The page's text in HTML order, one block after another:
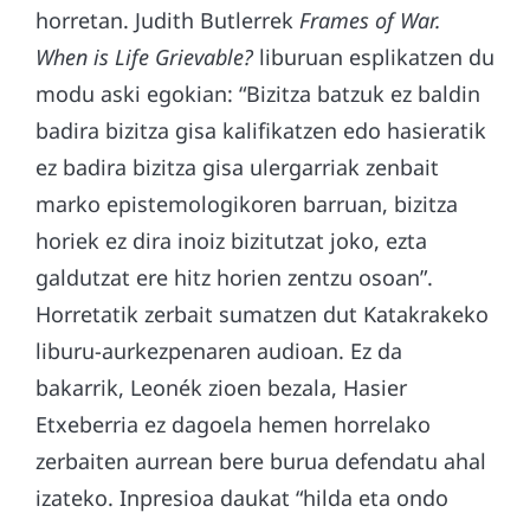
horretan. Judith Butlerrek Frames of War.
When is Life Grievable? liburuan esplikatzen du
modu aski egokian: “Bizitza batzuk ez baldin
badira bizitza gisa kalifikatzen edo hasieratik
ez badira bizitza gisa ulergarriak zenbait
marko epistemologikoren barruan, bizitza
horiek ez dira inoiz bizitutzat joko, ezta
galdutzat ere hitz horien zentzu osoan”.
Horretatik zerbait sumatzen dut Katakrakeko
liburu-aurkezpenaren audioan. Ez da
bakarrik, Leonék zioen bezala, Hasier
Etxeberria ez dagoela hemen horrelako
zerbaiten aurrean bere burua defendatu ahal
izateko. Inpresioa daukat “hilda eta ondo